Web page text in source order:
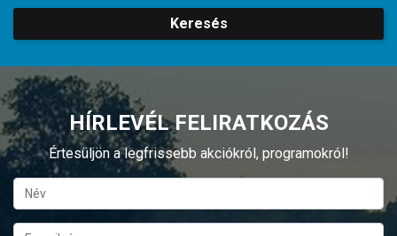
Keresés
HÍRLEVÉL FELIRATKOZÁS
Értesüljön a legfrissebb akciókról, programokról!